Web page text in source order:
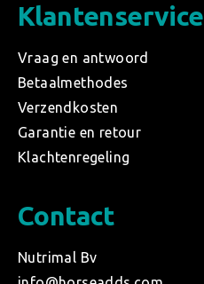
Klantenservice
Vraag en antwoord
Betaalmethodes
Verzendkosten
Garantie en retour
Klachtenregeling
Contact
Nutrimal Bv